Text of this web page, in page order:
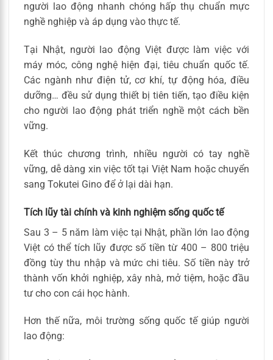
người lao động nhanh chóng hấp thụ chuẩn mực
nghề nghiệp và áp dụng vào thực tế.
Tại Nhật, người lao động Việt được làm việc với
máy móc, công nghệ hiện đại, tiêu chuẩn quốc tế.
Các ngành như điện tử, cơ khí, tự động hóa, điều
dưỡng… đều sử dụng thiết bị tiên tiến, tạo điều kiện
cho người lao động phát triển nghề một cách bền
vững.
Kết thúc chương trình, nhiều người có tay nghề
vững, dễ dàng xin việc tốt tại Việt Nam hoặc chuyển
sang Tokutei Gino để ở lại dài hạn.
Tích lũy tài chính và kinh nghiệm sống quốc tế
Sau 3 – 5 năm làm việc tại Nhật, phần lớn lao động
Việt có thể tích lũy được số tiền từ 400 – 800 triệu
đồng tùy thu nhập và mức chi tiêu. Số tiền này trở
thành vốn khởi nghiệp, xây nhà, mở tiệm, hoặc đầu
tư cho con cái học hành.
Hơn thế nữa, môi trường sống quốc tế giúp người
lao động: